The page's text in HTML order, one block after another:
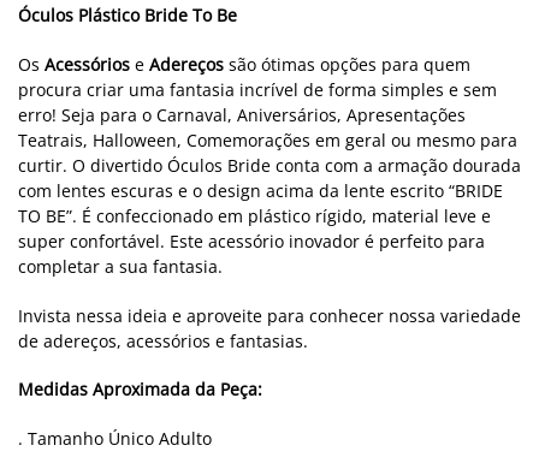
Óculos Plástico Bride To Be
Os Acessórios e Adereços são ótimas opções para quem
procura criar uma fantasia incrível de forma simples e sem
erro! Seja para o Carnaval, Aniversários, Apresentações
Teatrais, Halloween, Comemorações em geral ou mesmo para
curtir. O divertido Óculos Bride conta com a armação dourada
com lentes escuras e o design acima da lente escrito “BRIDE
TO BE”. É confeccionado em plástico rígido, material leve e
super confortável. Este acessório inovador é perfeito para
completar a sua fantasia.
Invista nessa ideia e aproveite para conhecer nossa variedade
de adereços, acessórios e fantasias.
Medidas Aproximada da Peça:
. Tamanho Único Adulto